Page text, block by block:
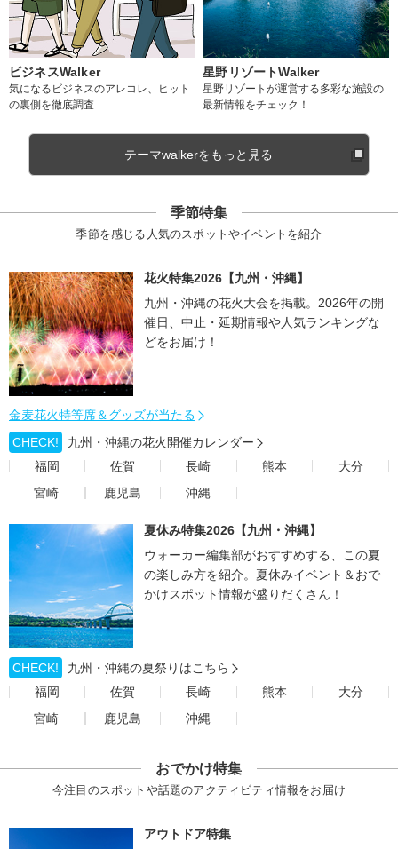
ビジネスWalker
気になるビジネスのアレコレ、ヒット
の裏側を徹底調査
星野リゾートWalker
星野リゾートが運営する多彩な施設の
最新情報をチェック！
テーマwalkerをもっと見る
季節特集
季節を感じる人気のスポットやイベントを紹介
花火特集2026【九州・沖縄】
九州・沖縄の花火大会を掲載。2026年の開
催日、中止・延期情報や人気ランキングな
どをお届け！
金麦花火特等席＆グッズが当たる
CHECK!
九州・沖縄の花火開催カレンダー
福岡
佐賀 長崎 熊本
大分
宮崎
鹿児島 沖縄
夏休み特集2026【九州・沖縄】
ウォーカー編集部がおすすめする、この夏
の楽しみ方を紹介。夏休みイベント＆おで
かけスポット情報が盛りだくさん！
CHECK!
九州・沖縄の夏祭りはこちら
福岡
佐賀 長崎 熊本
大分
宮崎
鹿児島 沖縄
おでかけ特集
今注目のスポットや話題のアクティビティ情報をお届け
アウトドア特集